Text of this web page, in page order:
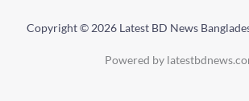
Copyright © 2026 Latest BD News
Powered by